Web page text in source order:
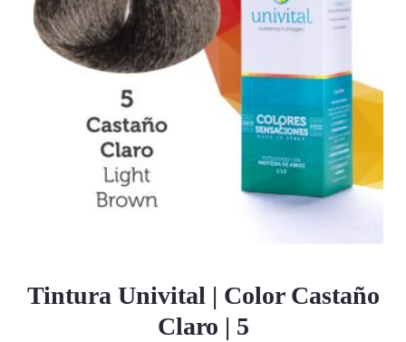
Tintura Univital | Color Castaño
Claro | 5